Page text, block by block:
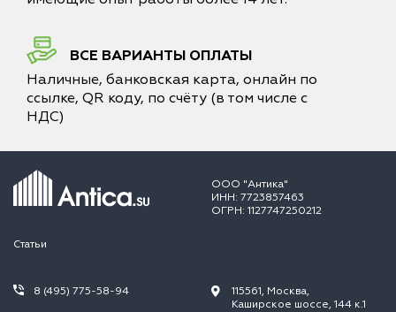
ВСЕ ВАРИАНТЫ ОПЛАТЫ
Наличные, банковская карта, онлайн по
ссылке, QR коду, по счёту (в том числе с
НДС)
ООО "Антика"
ИНН: 7723857463
ОГРН: 1127747250212
Статьи
8 (495) 775-58-94
115561, Москва,
Каширское шоссе, 144 к.1